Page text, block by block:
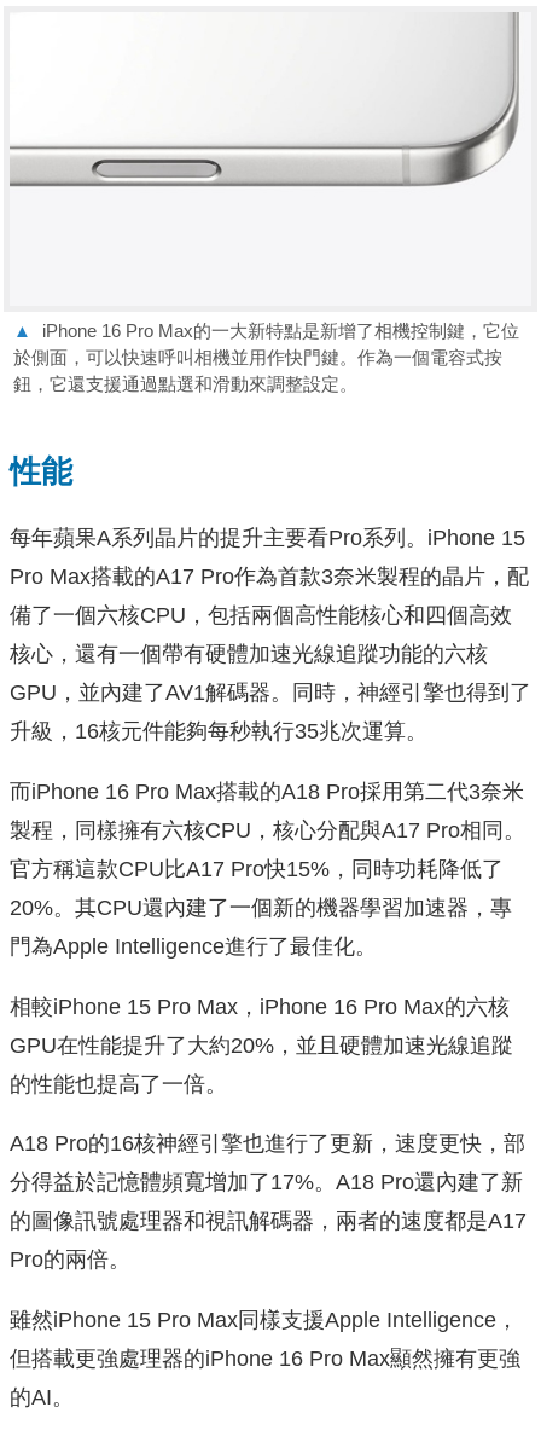
▲
iPhone 16 Pro Max的一大新特點是新增了相機控制鍵，它位
於側面，可以快速呼叫相機並用作快門鍵。作為一個電容式按
鈕，它還支援通過點選和滑動來調整設定。
性能
每年蘋果A系列晶片的提升主要看Pro系列。iPhone 15
Pro Max搭載的A17 Pro作為首款3奈米製程的晶片，配
備了一個六核CPU，包括兩個高性能核心和四個高效
核心，還有一個帶有硬體加速光線追蹤功能的六核
GPU，並內建了AV1解碼器。同時，神經引擎也得到了
升級，16核元件能夠每秒執行35兆次運算。
而iPhone 16 Pro Max搭載的A18 Pro採用第二代3奈米
製程，同樣擁有六核CPU，核心分配與A17 Pro相同。
官方稱這款CPU比A17 Pro快15%，同時功耗降低了
20%。其CPU還內建了一個新的機器學習加速器，專
門為Apple Intelligence進行了最佳化。
相較iPhone 15 Pro Max，iPhone 16 Pro Max的六核
GPU在性能提升了大約20%，並且硬體加速光線追蹤
的性能也提高了一倍。
A18 Pro的16核神經引擎也進行了更新，速度更快，部
分得益於記憶體頻寬增加了17%。A18 Pro還內建了新
的圖像訊號處理器和視訊解碼器，兩者的速度都是A17
Pro的兩倍。
雖然iPhone 15 Pro Max同樣支援Apple Intelligence，
但搭載更強處理器的iPhone 16 Pro Max顯然擁有更強
的AI。